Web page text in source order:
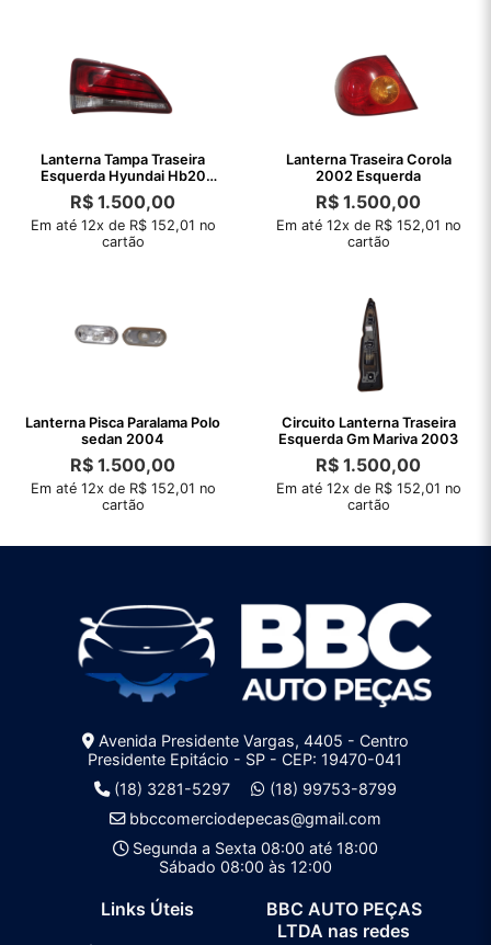
Lanterna Tampa Traseira
Esquerda Hyundai Hb20
2020 Detalhe
R$ 1.500,00
Em até 12x de R$ 152,01 no
cartão
Lanterna Traseira Corola
2002 Esquerda
R$ 1.500,00
Em até 12x de R$ 152,01 no
cartão
Lanterna Pisca Paralama Polo
sedan 2004
R$ 1.500,00
Em até 12x de R$ 152,01 no
cartão
Circuito Lanterna Traseira
Esquerda Gm Mariva 2003
R$ 1.500,00
Em até 12x de R$ 152,01 no
cartão
Avenida Presidente Vargas, 4405 - Centro
Presidente Epitácio - SP - CEP: 19470-041
(18) 3281-5297
(18) 99753-8799
bbccomerciodepecas@gmail.com
Segunda a Sexta 08:00 até 18:00
Sábado 08:00 às 12:00
Links Úteis
BBC AUTO PEÇAS
LTDA nas redes